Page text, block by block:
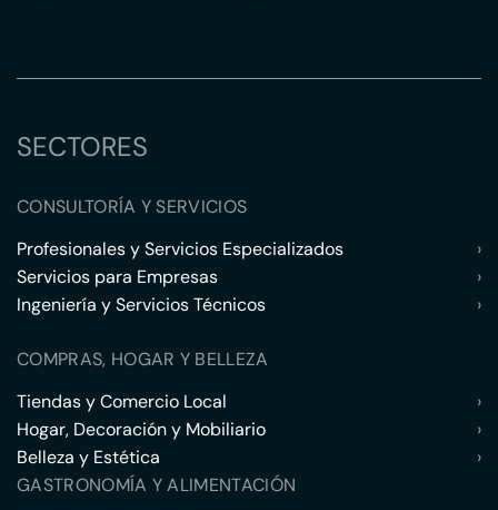
SECTORES
CONSULTORÍA Y SERVICIOS
Profesionales y Servicios Especializados
›
Servicios para Empresas
›
Ingeniería y Servicios Técnicos
›
COMPRAS, HOGAR Y BELLEZA
Tiendas y Comercio Local
›
Hogar, Decoración y Mobiliario
›
Belleza y Estética
›
GASTRONOMÍA Y ALIMENTACIÓN